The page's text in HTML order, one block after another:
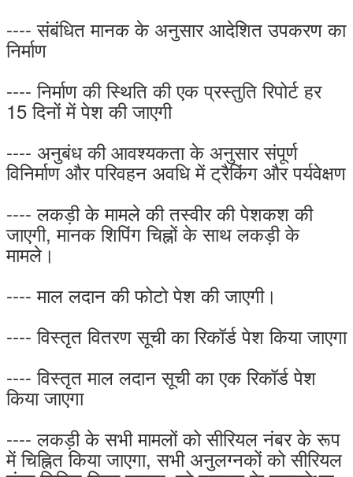
---- संबंधित मानक के अनुसार आदेशित उपकरण का
निर्माण
---- निर्माण की स्थिति की एक प्रस्तुति रिपोर्ट हर
15 दिनों में पेश की जाएगी
---- अनुबंध की आवश्यकता के अनुसार संपूर्ण
विनिर्माण और परिवहन अवधि में ट्रैकिंग और पर्यवेक्षण
---- लकड़ी के मामले की तस्वीर की पेशकश की
जाएगी, मानक शिपिंग चिह्नों के साथ लकड़ी के
मामले।
---- माल लदान की फोटो पेश की जाएगी।
---- विस्तृत वितरण सूची का रिकॉर्ड पेश किया जाएगा
---- विस्तृत माल लदान सूची का एक रिकॉर्ड पेश
किया जाएगा
---- लकड़ी के सभी मामलों को सीरियल नंबर के रूप
में चिह्नित किया जाएगा, सभी अनुलग्नकों को सीरियल